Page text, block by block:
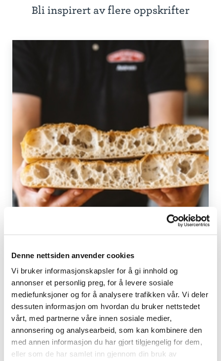
Denne nettsiden anvender cookies
Vi bruker informasjonskapsler for å gi innhold og
annonser et personlig preg, for å levere sosiale
mediefunksjoner og for å analysere trafikken vår. Vi deler
dessuten informasjon om hvordan du bruker nettstedet
vårt, med partnerne våre innen sosiale medier,
annonsering og analysearbeid, som kan kombinere den
med annen informasjon du har gjort tilgjengelig for dem,
eller som de har samlet inn gjennom din bruk av
Bli inspirert av flere oppskrifter
Grunnresept Middelhavsmiks